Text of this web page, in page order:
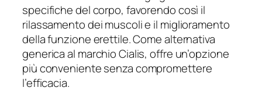
specifiche del corpo, favorendo così il
rilassamento dei muscoli e il miglioramento
della funzione erettile. Come alternativa
generica al marchio Cialis, offre un’opzione
più conveniente senza compromettere
l’efficacia.